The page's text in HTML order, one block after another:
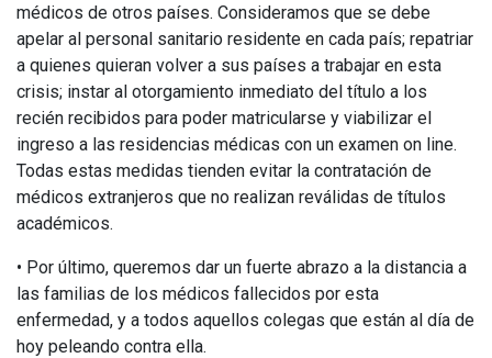
médicos de otros países. Consideramos que se debe
apelar al personal sanitario residente en cada país; repatriar
a quienes quieran volver a sus países a trabajar en esta
crisis; instar al otorgamiento inmediato del título a los
recién recibidos para poder matricularse y viabilizar el
ingreso a las residencias médicas con un examen on line.
Todas estas medidas tienden evitar la contratación de
médicos extranjeros que no realizan reválidas de títulos
académicos.
• Por último, queremos dar un fuerte abrazo a la distancia a
las familias de los médicos fallecidos por esta
enfermedad, y a todos aquellos colegas que están al día de
hoy peleando contra ella.